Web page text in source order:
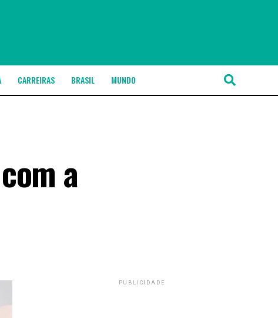
CARREIRAS BRASIL MUNDO
a
PUBLICIDADE